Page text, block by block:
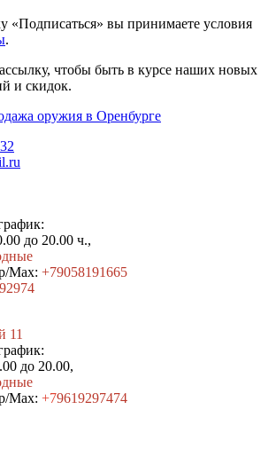
«Подписаться» вы принимаете условия
.
чтобы быть в курсе наших новых
и скидок.
до 20.00 ч.,
Max: +79058191665
11
до 20.00,
Max: +79619297474